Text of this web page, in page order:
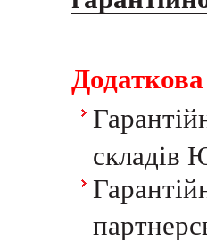
складів